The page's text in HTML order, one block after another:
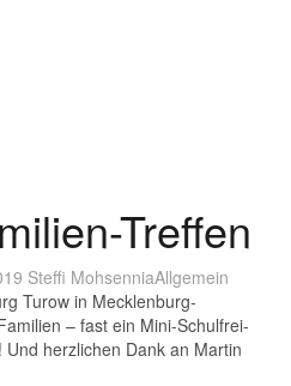
Treffen
Steffi MohsenniaAllgemein
Turow in Mecklenburg-
– fast ein Mini-Schulfrei-
herzlichen Dank an Martin